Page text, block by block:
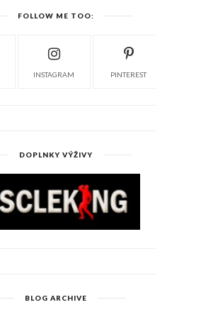
FOLLOW ME TOO:
INSTAGRAM PINTEREST
DOPLNKY VÝŽIVY
BLOG ARCHIVE